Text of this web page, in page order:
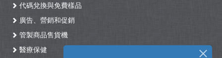
代碼兌換與免費樣品
廣告、營銷和促銷
管製商品售貨機
醫療保健